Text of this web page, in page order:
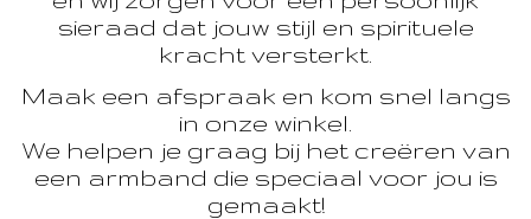
sieraad dat jouw stijl en spirituele
kracht versterkt.
Maak een afspraak en kom snel langs
in onze winkel.
We helpen je graag bij het creëren van
een armband die speciaal voor jou is
gemaakt!